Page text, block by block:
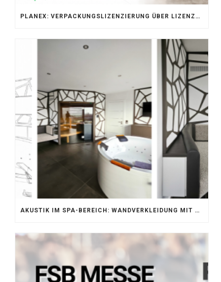
PLANEX: VERPACKUNGSLIZENZIERUNG ÜBER LIZENZERO & LUCID 2026
AKUSTIK IM SPA-BEREICH: WANDVERKLEIDUNG MIT SILENTPROTECT CORE